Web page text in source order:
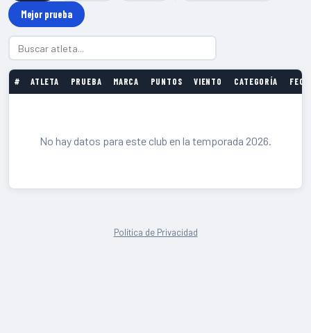
Mejor prueba
# ATLETA PRUEBA MARCA PUNTOS VIENTO CATEGORÍA
No hay datos para este club en la temporada 2026.
Política de Privacidad